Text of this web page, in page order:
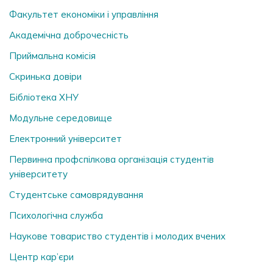
Факультет економіки і управління
Академічна доброчесність
Приймальна комісія
Скринька довiри
Бібліотека ХНУ
Модульне середовище
Електронний університет
Первинна профспілкова організація студентів
університету
Студентське самоврядування
Психологічна служба
Наукове товариство студентів і молодих вчених
Центр кар’єри